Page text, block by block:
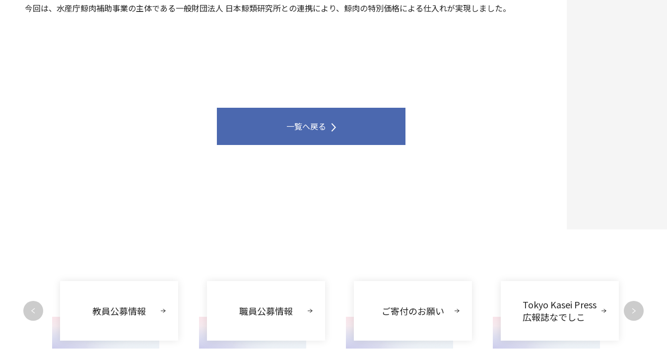
今回は、水産庁鯨肉補助事業の主体である一般財団法人 日本鯨類研究所との連携により、鯨肉の特別価格による仕入れが実現しました。
一覧へ戻る
教員公募情報 職員公募情報 ご寄付のお願い
Tokyo Kasei Press
広報誌なでしこ